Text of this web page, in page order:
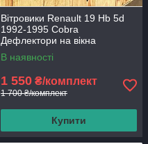
Вітровики Renault 19 Hb 5d
1992-1995 Cobra
Дефлектори на вікна
В наявності
1 550 ₴/комплект
1 700 ₴/комплект
Купити